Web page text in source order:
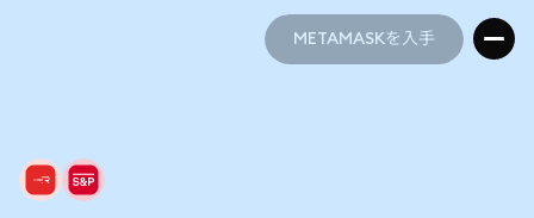
METAMASKを入手